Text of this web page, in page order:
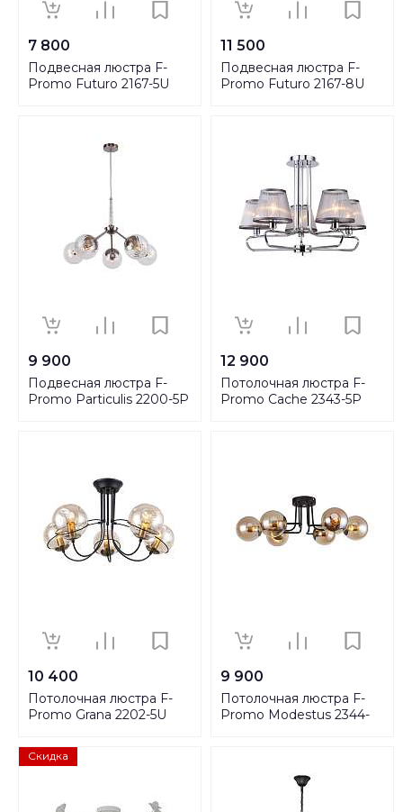
7 800
Подвесная люстра F-
Promo Futuro 2167-5U
11 500
Подвесная люстра F-
Promo Futuro 2167-8U
9 900
Подвесная люстра F-
Promo Particulis 2200-5P
12 900
Потолочная люстра F-
Promo Cache 2343-5P
10 400
Потолочная люстра F-
Promo Grana 2202-5U
9 900
Потолочная люстра F-
Promo Modestus 2344-
Скидка